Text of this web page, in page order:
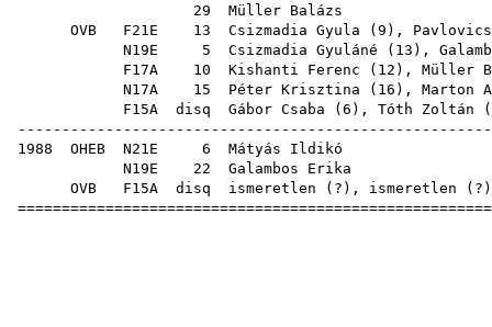
29
Müller Balázs
OVB F21E 13 Csizmadia Gyula ( 9 ),
N19E 5 Csizmadia Gyuláné ( 13 ),
F17A 10 Kishanti Ferenc ( 12 ), Müller
N17A 15 Péter Krisztina ( 16 ), Marton
F15A disq Gábor Csaba ( 6 ), Tóth Zoltán (
1988 OHEB N21E 6
Mátyás Ildikó
N19E 22
Galambos Erika
OVB F15A disq ismeretlen (?),